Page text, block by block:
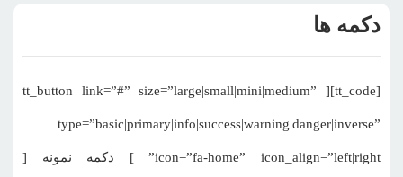
دکمه ها
[tt_code][ tt_button link=”#” size=”large|small|mini|medium”
type=”basic|primary|info|success|warning|danger|inverse”
icon=”fa-home” icon_align=”left|right” ] دکمه نمونه [